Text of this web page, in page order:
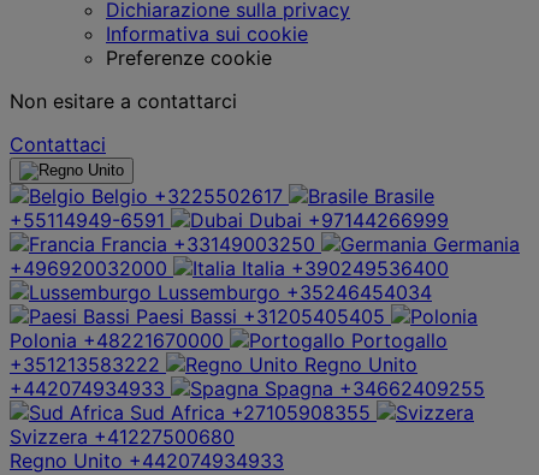
Dichiarazione sulla privacy
Informativa sui cookie
Preferenze cookie
Non esitare a contattarci
Contattaci
Belgio +3225502617
Brasile
+55114949-6591
Dubai +97144266999
Francia +33149003250
Germania
+496920032000
Italia +390249536400
Lussemburgo +35246454034
Paesi Bassi +31205405405
Polonia +48221670000
Portogallo
+351213583222
Regno Unito
+442074934933
Spagna +34662409255
Sud Africa +27105908355
Svizzera +41227500680
Regno Unito +442074934933